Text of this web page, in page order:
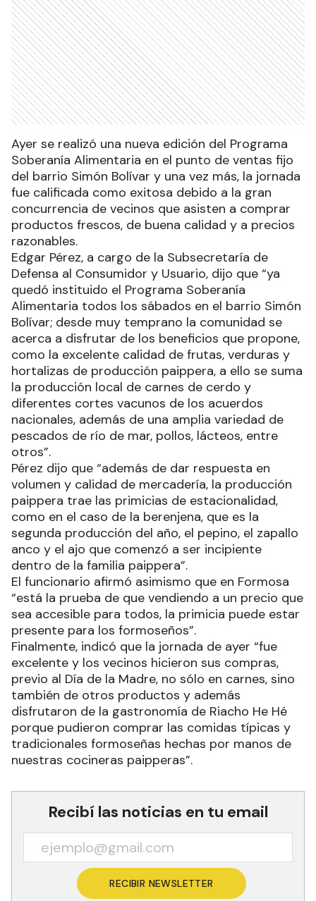
Ayer se realizó una nueva edición del Programa
Soberanía Alimentaria en el punto de ventas fijo
del barrio Simón Bolívar y una vez más, la jornada
fue calificada como exitosa debido a la gran
concurrencia de vecinos que asisten a comprar
productos frescos, de buena calidad y a precios
razonables.
Edgar Pérez, a cargo de la Subsecretaría de
Defensa al Consumidor y Usuario, dijo que “ya
quedó instituido el Programa Soberanía
Alimentaria todos los sábados en el barrio Simón
Bolívar; desde muy temprano la comunidad se
acerca a disfrutar de los beneficios que propone,
como la excelente calidad de frutas, verduras y
hortalizas de producción paippera, a ello se suma
la producción local de carnes de cerdo y
diferentes cortes vacunos de los acuerdos
nacionales, además de una amplia variedad de
pescados de río de mar, pollos, lácteos, entre
otros”.
Pérez dijo que “además de dar respuesta en
volumen y calidad de mercadería, la producción
paippera trae las primicias de estacionalidad,
como en el caso de la berenjena, que es la
segunda producción del año, el pepino, el zapallo
anco y el ajo que comenzó a ser incipiente
dentro de la familia paippera”.
El funcionario afirmó asimismo que en Formosa
“está la prueba de que vendiendo a un precio que
sea accesible para todos, la primicia puede estar
presente para los formoseños”.
Finalmente, indicó que la jornada de ayer “fue
excelente y los vecinos hicieron sus compras,
previo al Día de la Madre, no sólo en carnes, sino
también de otros productos y además
disfrutaron de la gastronomía de Riacho He Hé
porque pudieron comprar las comidas típicas y
tradicionales formoseñas hechas por manos de
nuestras cocineras paipperas”.
Recibí las noticias en tu email
RECIBIR NEWSLETTER